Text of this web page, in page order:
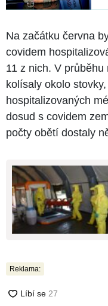
Na začátku června
covidem
11 z nich. V
kolísaly okolo
hospitalizovaných
dosud s covidem
počty obětí dostaly
Reklama: